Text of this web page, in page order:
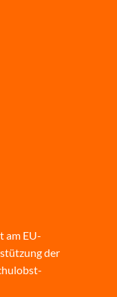
am EU-
der